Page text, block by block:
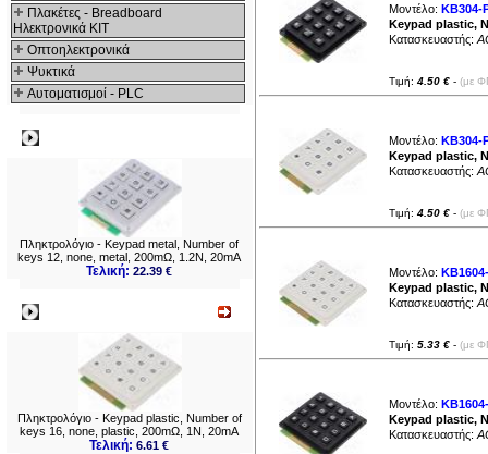
Πλακέτες - Breadboard
Ηλεκτρονικά ΚΙΤ
Οπτοηλεκτρονικά
Ψυκτικά
Αυτοματισμοί - PLC
Πληκτρολόγιο - Keypad metal, Number of
keys 12, none, metal, 200mΩ, 1.2N, 20mA
Τελική:22.39 €
Πληκτρολόγιο - Keypad plastic, Number of
keys 16, none, plastic, 200mΩ, 1N, 20mA
Τελική:6.61 €
Μοντέλο: KB304-
Keypad plastic,
Κατασκευαστής:
Τιμή: 4.50 € - (με
Μοντέλο: KB304-
Keypad plastic,
Κατασκευαστής:
Τιμή: 4.50 € - (με
Μοντέλο:
Keypad plastic,
Κατασκευαστής:
Τιμή: 5.33 € - (με
Μοντέλο:
Keypad plastic,
Κατασκευαστής: